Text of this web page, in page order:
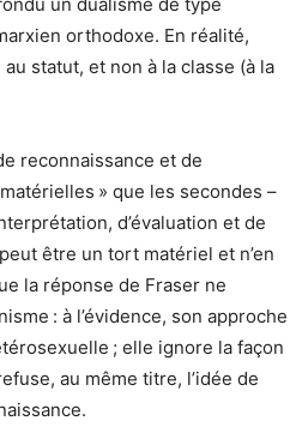
orthodoxe. En réalité,
statut, et non à la classe (à la
reconnaissance et de
» que les secondes –
d’évaluation et de
être un tort matériel et n’en
la réponse de Fraser ne
: à l’évidence, son approche
; elle ignore la façon
au même titre, l’idée de